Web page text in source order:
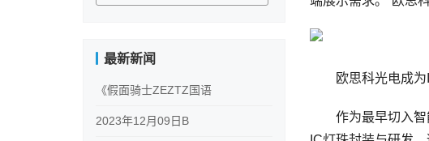
欧思科光电成为
作为最早切入智能
最新新闻
《假面骑士ZEZTZ国语
2023年12月09日B